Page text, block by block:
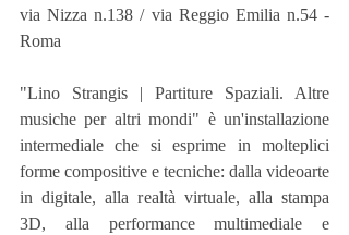
via Nizza n.138 / via Reggio Emilia n.54 -
Roma
"Lino Strangis | Partiture Spaziali. Altre
musiche per altri mondi" è un'installazione
intermediale che si esprime in molteplici
forme compositive e tecniche: dalla videoarte
in digitale, alla realtà virtuale, alla stampa
3D, alla performance multimediale e